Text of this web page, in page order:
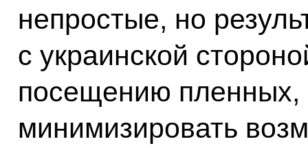
непростые, но
с украинской
посещению пленных,
минимизировать